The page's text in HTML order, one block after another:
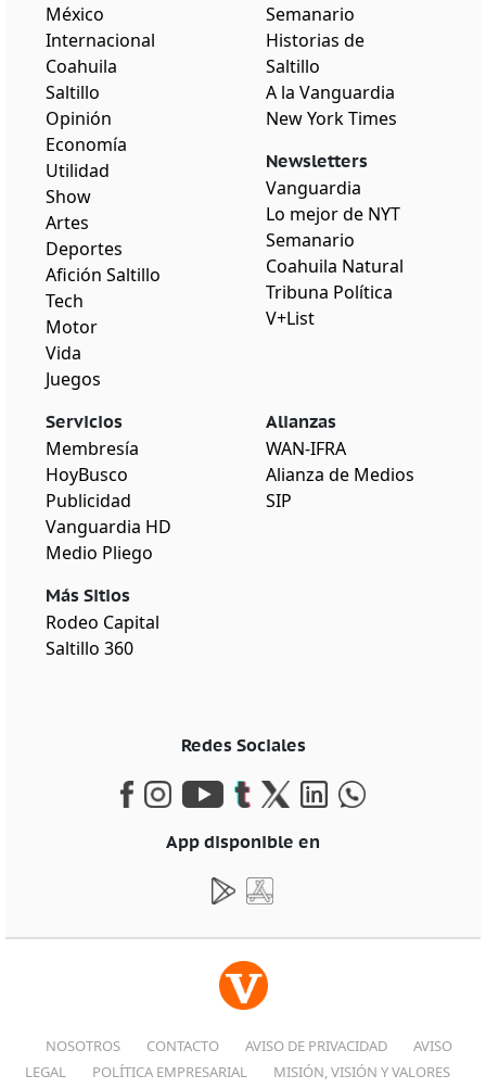
México
Internacional
Coahuila
Saltillo
Opinión
Economía
Utilidad
Show
Artes
Deportes
Afición Saltillo
Tech
Motor
Vida
Juegos
Semanario
Historias de
Saltillo
A la Vanguardia
New York Times
Newsletters
Vanguardia
Lo mejor de NYT
Semanario
Coahuila Natural
Tribuna Política
V+List
Servicios
Membresía
HoyBusco
Publicidad
Vanguardia HD
Medio Pliego
Más Sitios
Rodeo Capital
Saltillo 360
Alianzas
WAN-IFRA
Alianza de Medios
SIP
Redes Sociales
App disponible en
NOSOTROS CONTACTO AVISO DE PRIVACIDAD
AVISO
LEGAL
POLÍTICA EMPRESARIAL
MISIÓN, VISIÓN Y VALORES